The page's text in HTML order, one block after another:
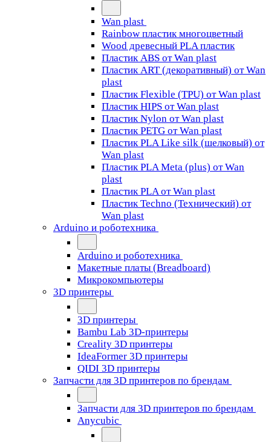
Wan plast
Rainbow пластик многоцветный
Wood древесный PLA пластик
Пластик ABS от Wan plast
Пластик ART (декоративный) от Wan
plast
Пластик Flexible (TPU) от Wan plast
Пластик HIPS от Wan plast
Пластик Nylon от Wan plast
Пластик PETG от Wan plast
Пластик PLA Like silk (шелковый) от
Wan plast
Пластик PLA Meta (plus) от Wan
plast
Пластик PLA от Wan plast
Пластик Techno (Технический) от
Wan plast
Arduino и роботехника
Arduino и роботехника
Макетные платы (Breadboard)
Микрокомпьютеры
3D принтеры
3D принтеры
Bambu Lab 3D-принтеры
Creality 3D принтеры
IdeaFormer 3D принтеры
QIDI 3D принтеры
Запчасти для 3D принтеров по брендам
Запчасти для 3D принтеров по брендам
Anycubic